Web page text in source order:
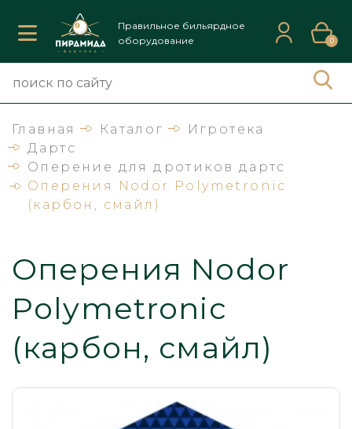
Правильное бильярдное
оборудование
0
Главная Каталог
Игротека
Дартс
Оперение для дротиков дартс
Оперения Nodor Polymetronic
(карбон, смайл)
Оперения Nodor
Polymetronic
(карбон, смайл)